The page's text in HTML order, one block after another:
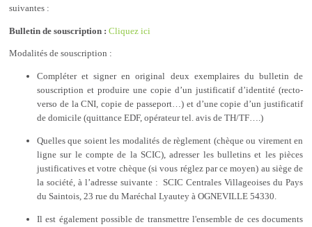
suivantes :
Bulletin de souscription : Cliquez ici
Modalités de souscription :
Compléter et signer en original deux exemplaires du bulletin de
souscription et produire une copie d’un justificatif d’identité (recto-
verso de la CNI, copie de passeport…) et d’une copie d’un justificatif
de domicile (quittance EDF, opérateur tel. avis de TH/TF….)
Quelles que soient les modalités de règlement (chèque ou virement en
ligne sur le compte de la SCIC), adresser les bulletins et les pièces
justificatives et votre chèque (si vous réglez par ce moyen) au siège de
la société, à l’adresse suivante : SCIC Centrales Villageoises du Pays
du Saintois, 23 rue du Maréchal Lyautey à OGNEVILLE 54330.
Il est également possible de transmettre l'ensemble de ces documents